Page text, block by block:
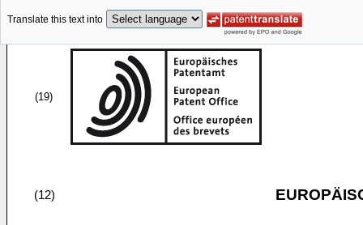
Translate this text into
(19)
(12)